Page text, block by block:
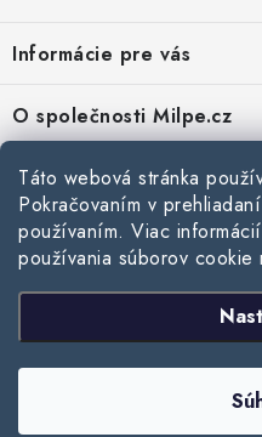
Táto webová stránka
Pokračovaním v
používaním. Viac
používania súborov cookie
p
ä
t
Informácie pre vás
Reklamace a vrácení zboží
Zásady používania súborov
Podmínky ochrany osobních
Obchodní podmínky
Mapa webu Milpe.sk
O společnosti Milpe.cz
Často sa nás pýtate
O spoločnosti Milpe
Kontakty
Kontaktné informácie
O spoločnosti Milpe
Stavebný blog
Ako vybrať správnu difúznu
Žalúzie do spálne: Ako vybrať
Ako vybrať strešné okno do
Prijímame online platby
Copyright 2026www.milpe.sk.